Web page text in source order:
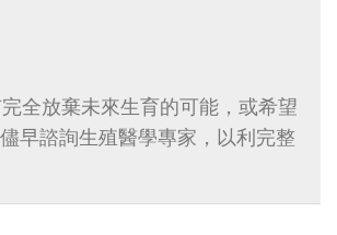
全放棄未來生育的可能，或希望
早諮詢生殖醫學專家，以利完整